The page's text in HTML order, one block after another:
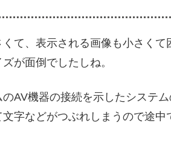
て、表示される画像も小さくて
が面倒でしたしね。
AV機器の接続を示したシステ
字などがつぶれしまうので途中